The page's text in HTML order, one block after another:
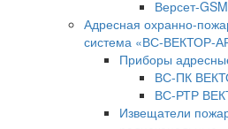
Версет-
Адресная охранно-
система «ВС-ВЕКТОР-
Приборы
ВС-ПК
ВС-РТР
Извещатели